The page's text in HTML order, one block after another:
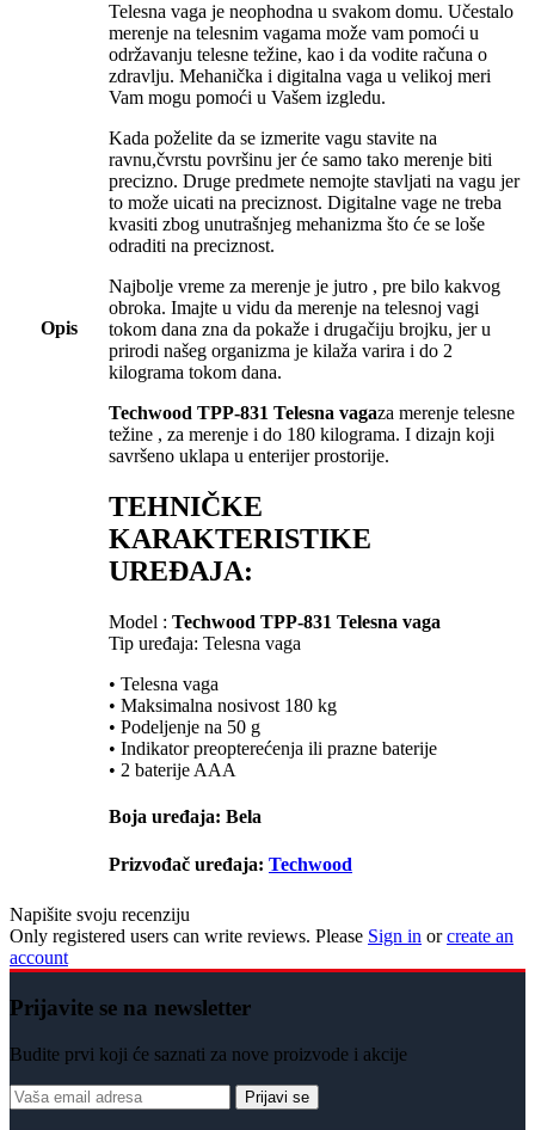
Opis
Telesna vaga je neophodna u svakom domu. Učestalo
merenje na telesnim vagama može vam pomoći u
održavanju telesne težine, kao i da vodite računa o
zdravlju. Mehanička i digitalna vaga u velikoj meri
Vam mogu pomoći u Vašem izgledu.
Kada poželite da se izmerite vagu stavite na
ravnu,čvrstu površinu jer će samo tako merenje biti
precizno. Druge predmete nemojte stavljati na vagu jer
to može uicati na preciznost. Digitalne vage ne treba
kvasiti zbog unutrašnjeg mehanizma što će se loše
odraditi na preciznost.
Najbolje vreme za merenje je jutro , pre bilo kakvog
obroka. Imajte u vidu da merenje na telesnoj vagi
tokom dana zna da pokaže i drugačiju brojku, jer u
prirodi našeg organizma je kilaža varira i do 2
kilograma tokom dana.
Techwood TPP-831 Telesna vagaza merenje telesne
težine , za merenje i do 180 kilograma. I dizajn koji
savršeno uklapa u enterijer prostorije.
TEHNIČKE
KARAKTERISTIKE
UREĐAJA:
Model : Techwood TPP-831 Telesna vaga
Tip uređaja: Telesna vaga
• Telesna vaga
• Maksimalna nosivost 180 kg
• Podeljenje na 50 g
• Indikator preopterećenja ili prazne baterije
• 2 baterije AAA
Boja uređaja: Bela
Prizvođač uređaja: Techwood
Napišite svoju recenziju
Only registered users can write reviews. Please Sign in orcreate an
account
Prijavite se na newsletter
Budite prvi koji će saznati za nove proizvode i akcije
Prijavi se